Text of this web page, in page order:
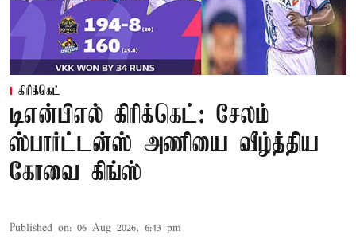
கிரிக்கெட்
டிஎன்பிஎல் கிரிக்கெட்: சேலம்
ஸ்பார்ட்டன்ஸ் அணியை வீழ்த்திய
கோவை கிங்ஸ்
Published on: 06 Aug 2026, 6:43 pm